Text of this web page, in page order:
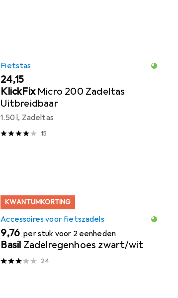
Fietstas
EUR
24,15
KlickFix Micro 200 Zadeltas
Uitbreidbaar
1.50 l, Zadeltas
15
KWANTUMKORTING
Accessoires voor fietszadels
EUR
9,76 per stuk voor 2 eenheden
Basil Zadelregenhoes zwart/wit
24